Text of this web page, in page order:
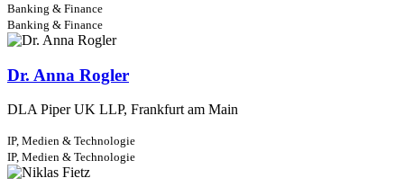
Banking & Finance
Banking & Finance
Dr. Anna Rogler
DLA Piper UK LLP, Frankfurt am Main
IP, Medien & Technologie
IP, Medien & Technologie